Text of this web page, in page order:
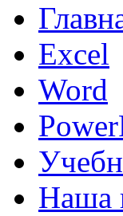
Excel
Word
Наша